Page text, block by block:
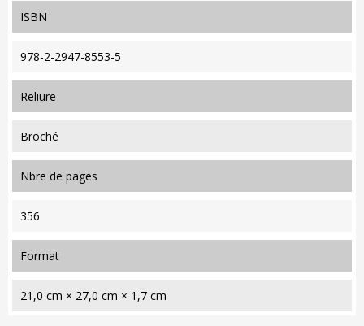
ISBN
978-2-2947-8553-5
reliure
Broché
nbre de pages
356
format
21,0 cm × 27,0 cm × 1,7 cm